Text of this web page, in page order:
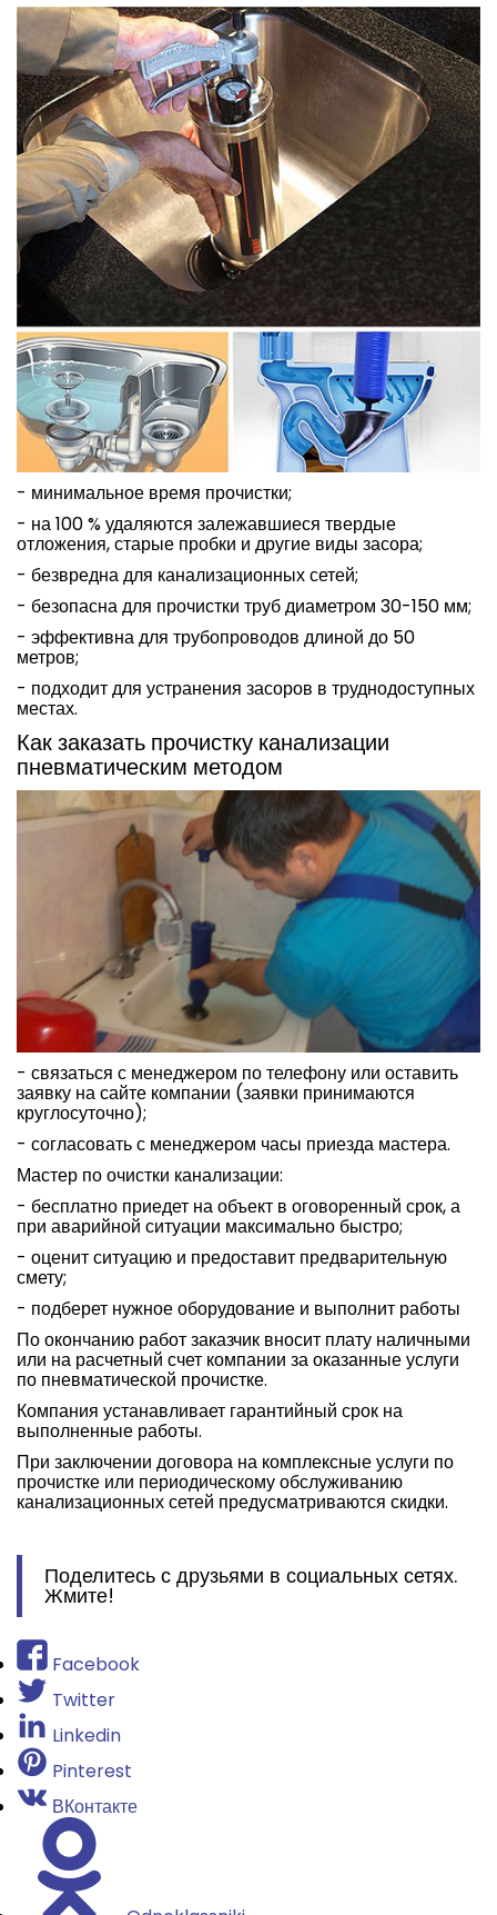
- минимальное время прочистки;
- на 100 % удаляются залежавшиеся твердые
отложения, старые пробки и другие виды засора;
- безвредна для канализационных сетей;
- безопасна для прочистки труб диаметром 30-150 мм;
- эффективна для трубопроводов длиной до 50
метров;
- подходит для устранения засоров в труднодоступных
местах.
Как заказать прочистку канализации
пневматическим методом
- связаться с менеджером по телефону или оставить
заявку на сайте компании (заявки принимаются
круглосуточно);
- согласовать с менеджером часы приезда мастера.
Мастер по очистки канализации:
- бесплатно приедет на объект в оговоренный срок, а
при аварийной ситуации максимально быстро;
- оценит ситуацию и предоставит предварительную
смету;
- подберет нужное оборудование и выполнит работы
По окончанию работ заказчик вносит плату наличными
или на расчетный счет компании за оказанные услуги
по пневматической прочистке.
Компания устанавливает гарантийный срок на
выполненные работы.
При заключении договора на комплексные услуги по
прочистке или периодическому обслуживанию
канализационных сетей предусматриваются скидки.
Поделитесь с друзьями в социальных сетях.
Жмите!
Facebook
Twitter
Linkedin
Pinterest
ВКонтакте